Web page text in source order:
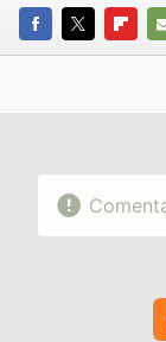
FACEBOOK
TWITTER